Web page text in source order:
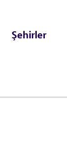
Şehirler